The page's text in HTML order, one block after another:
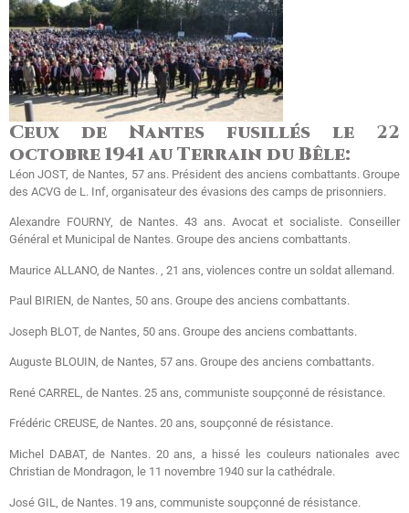
Ceux de Nantes fusillés le 22
octobre 1941 au Terrain du Bêle:
Léon JOST, de Nantes, 57 ans. Président des anciens combattants. Groupe
des ACVG de L. Inf, organisateur des évasions des camps de prisonniers.
Alexandre FOURNY, de Nantes. 43 ans. Avocat et socialiste. Conseiller
Général et Municipal de Nantes. Groupe des anciens combattants.
Maurice ALLANO, de Nantes. , 21 ans, violences contre un soldat allemand.
Paul BIRIEN, de Nantes, 50 ans. Groupe des anciens combattants.
Joseph BLOT, de Nantes, 50 ans. Groupe des anciens combattants.
Auguste BLOUIN, de Nantes, 57 ans. Groupe des anciens combattants.
René CARREL, de Nantes. 25 ans, communiste soupçonné de résistance.
Frédéric CREUSE, de Nantes. 20 ans, soupçonné de résistance.
Michel DABAT, de Nantes. 20 ans, a hissé les couleurs nationales avec
Christian de Mondragon, le 11 novembre 1940 sur la cathédrale.
José GIL, de Nantes. 19 ans, communiste soupçonné de résistance.